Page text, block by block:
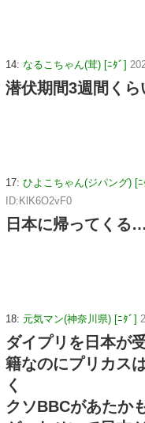
14: なるこちゃん(茸) [ﾆﾀﾞ]
潜伏期間3週間くら
17: ひよこちゃん(ジパング) [ﾆ
ID:KlK6O2vF0
日本に帰ってくる
18: 元気マン(神奈川県) [ﾆﾀﾞ]
ダイプリを日本が
籍なのにプリカス
く
クソBBCがあたか